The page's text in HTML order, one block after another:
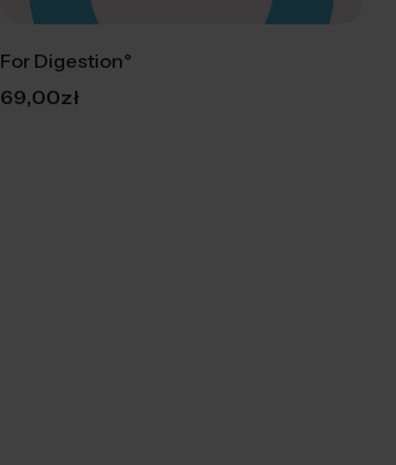
For Digestion°
69,00zł